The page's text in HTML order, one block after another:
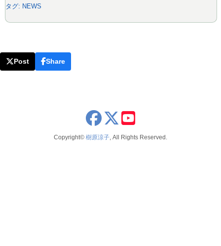
タグ: NEWS
Post Share
x
Copyright© 樹原涼子 , All Rights Reserved.